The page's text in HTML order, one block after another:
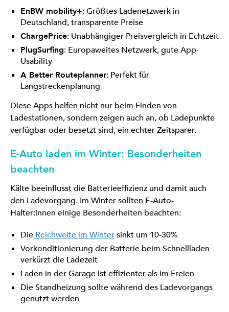
EnBW mobility+: Größtes Ladenetzwerk in
Deutschland, transparente Preise
ChargePrice: Unabhängiger Preisvergleich in Echtzeit
PlugSurfing: Europaweites Netzwerk, gute App-
Usability
A Better Routeplanner: Perfekt für
Langstreckenplanung
Diese Apps helfen nicht nur beim Finden von
Ladestationen, sondern zeigen auch an, ob Ladepunkte
verfügbar oder besetzt sind, ein echter Zeitsparer.
E-Auto laden im Winter: Besonderheiten
beachten
Kälte beeinflusst die Batterieeffizienz und damit auch
den Ladevorgang. Im Winter sollten E-Auto-
Halter:innen einige Besonderheiten beachten:
Die Reichweite im Wintersinkt um 10-30%
Vorkonditionierung der Batterie beim Schnellladen
verkürzt die Ladezeit
Laden in der Garage ist effizienter als im Freien
Die Standheizung sollte während des Ladevorgangs
genutzt werden